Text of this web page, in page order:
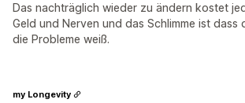
Das nachträglich wieder zu ändern kostet
Geld und Nerven und das Schlimme ist dass
die Probleme weiß.
my Longevity